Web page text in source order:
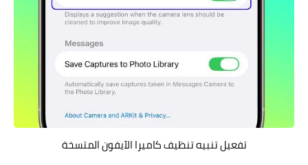
تفعيل تنبيه تنظيف كاميرا الآيفون المتسخة